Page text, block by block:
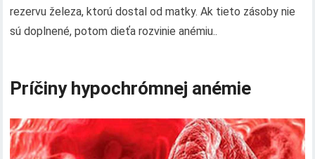
rezervu železa, ktorú dostal od matky. Ak tieto zásoby nie
sú doplnené, potom dieťa rozvinie anémiu..
Príčiny hypochrómnej anémie